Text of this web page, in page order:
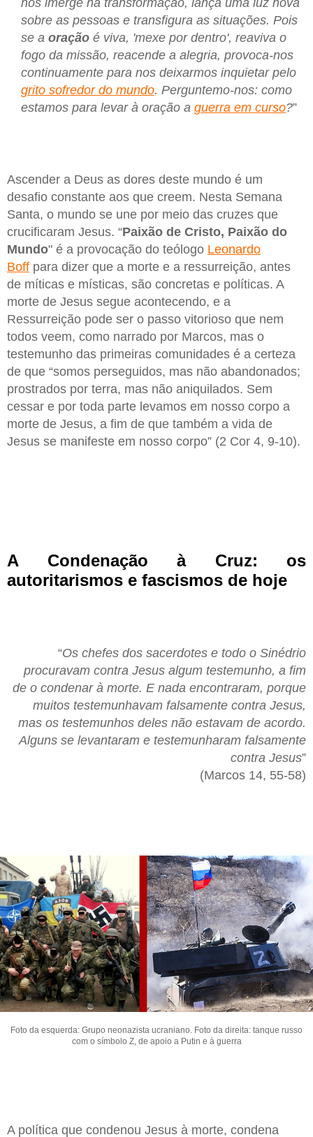
nos imerge na transformação, lança uma luz nova
sobre as pessoas e transfigura as situações. Pois
se a oração é viva, 'mexe por dentro', reaviva o
fogo da missão, reacende a alegria, provoca-nos
continuamente para nos deixarmos inquietar pelo
grito sofredor do mundo. Perguntemo-nos: como
estamos para levar à oração a guerra em curso?”
Ascender a Deus as dores deste mundo é um
desafio constante aos que creem. Nesta Semana
Santa, o mundo se une por meio das cruzes que
crucificaram Jesus. “Paixão de Cristo, Paixão do
Mundo" é a provocação do teólogo Leonardo
Boff para dizer que a morte e a ressurreição, antes
de míticas e místicas, são concretas e políticas. A
morte de Jesus segue acontecendo, e a
Ressurreição pode ser o passo vitorioso que nem
todos veem, como narrado por Marcos, mas o
testemunho das primeiras comunidades é a certeza
de que “somos perseguidos, mas não abandonados;
prostrados por terra, mas não aniquilados. Sem
cessar e por toda parte levamos em nosso corpo a
morte de Jesus, a fim de que também a vida de
Jesus se manifeste em nosso corpo” (2 Cor 4, 9-10).
A Condenação à Cruz: os
autoritarismos e fascismos de hoje
“Os chefes dos sacerdotes e todo o Sinédrio
procuravam contra Jesus algum testemunho, a fim
de o condenar à morte. E nada encontraram, porque
muitos testemunhavam falsamente contra Jesus,
mas os testemunhos deles não estavam de acordo.
Alguns se levantaram e testemunharam falsamente
contra Jesus”
(Marcos 14, 55-58)
Foto da esquerda: Grupo neonazista ucraniano. Foto da direita: tanque russo
com o símbolo Z, de apoio a Putin e à guerra
A política que condenou Jesus à morte, condena